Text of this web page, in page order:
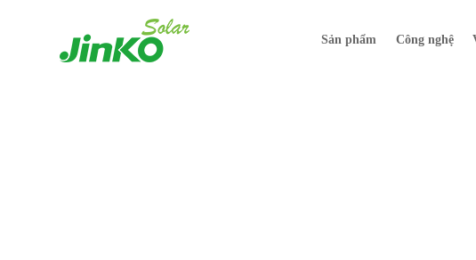
Sản phẩm Công nghệ